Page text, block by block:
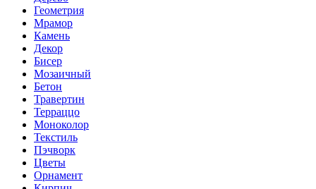
Геометрия
Мрамор
Камень
Декор
Бисер
Мозаичный
Бетон
Травертин
Терраццо
Моноколор
Текстиль
Пэчворк
Цветы
Орнамент